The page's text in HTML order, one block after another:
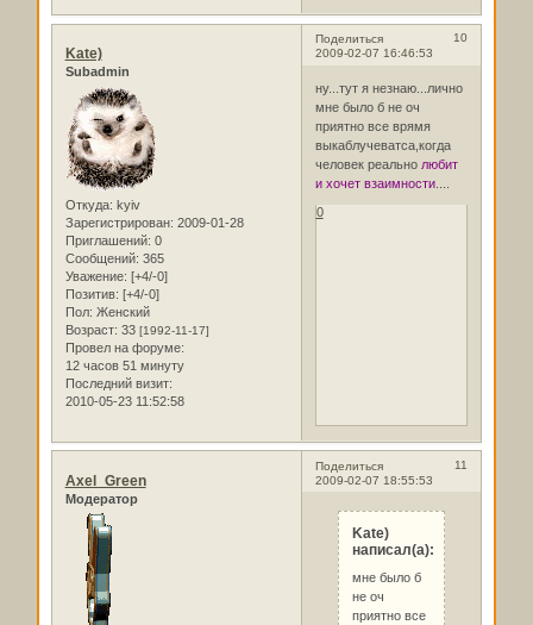
Поделиться
10
2009-02-07 16:46:53
Kate)
Subadmin
Откуда: kyiv
Зарегистрирован: 2009-01-28
Приглашений: 0
Сообщений: 365
Уважение: [+4/-0]
Позитив: [+4/-0]
Пол: Женский
Возраст: 33 [1992-11-17]
Провел на форуме:
12 часов 51 минуту
Последний визит:
2010-05-23 11:52:58
ну...тут я незнаю...лично
мне было б не оч
приятно все врямя
выкаблучеватса,когда
человек реально любит
и хочет взаимности....
0
Поделиться
11
2009-02-07 18:55:53
Axel_Green
Модератор
Kate)
написал(а):
мне было б
не оч
приятно все